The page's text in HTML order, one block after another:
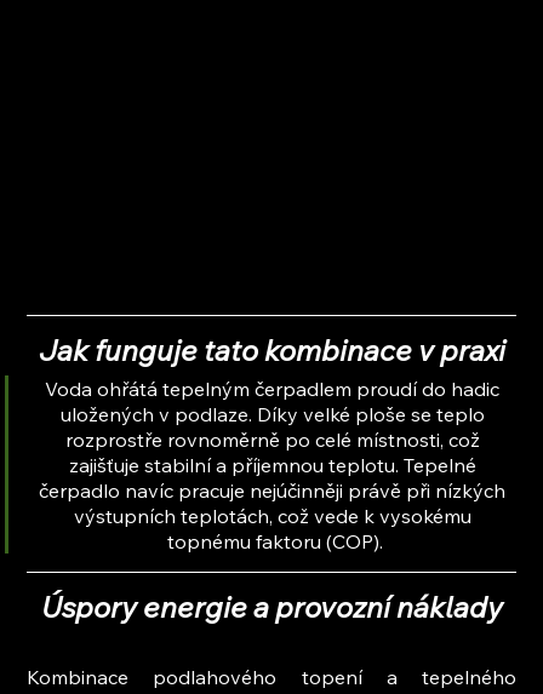
Jak funguje tato kombinace v praxi
Voda ohřátá tepelným čerpadlem proudí do hadic
uložených v podlaze. Díky velké ploše se teplo
rozprostře rovnoměrně po celé místnosti, což
zajišťuje stabilní a příjemnou teplotu. Tepelné
čerpadlo navíc pracuje nejúčinněji právě při nízkých
výstupních teplotách, což vede k vysokému
topnému faktoru (COP).
Úspory energie a provozní náklady
Kombinace podlahového topení a tepelného